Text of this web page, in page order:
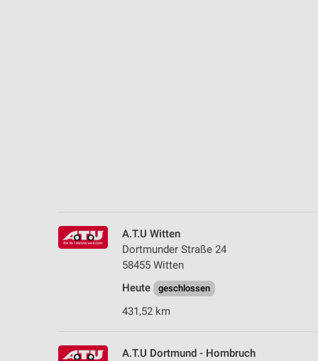
A.T.U Witten
Dortmunder Straße 24
58455 Witten
Heute
geschlossen
431,52 km
A.T.U Dortmund - Hombruch
Nicht-IAB-Verarbeitungszwecke:
Werbung